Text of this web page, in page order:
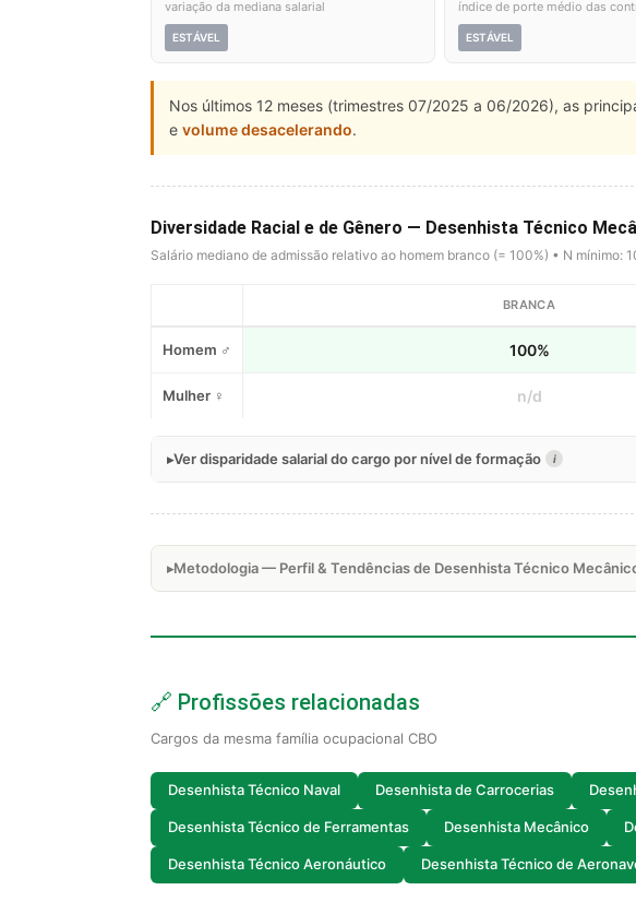
variação da mediana salarial
ESTÁVEL
índice de porte médio das
ESTÁVEL
Nos últimos 12 meses (trimestres 07/2025 a 06/2026), as
e volume desacelerando.
Diversidade Racial e de Gênero — Desenhista Técnico
Salário mediano de admissão relativo ao homem branco (= 100%) • N mínimo:
BRANCA
Homem ♂ 100%
Mulher ♀ n/d
Ver disparidade salarial do cargo por nível de formação i
Metodologia — Perfil & Tendências de Desenhista Técnico
🔗 Profissões relacionadas
Cargos da mesma família ocupacional CBO
Desenhista Técnico Naval Desenhista de Carrocerias
Desenhista Técnico de Ferramentas Desenhista Mecânico
Desenhista Técnico Aeronáutico Desenhista Técnico de